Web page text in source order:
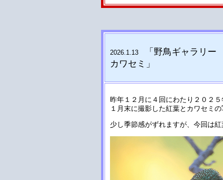
2026.1.13
「野鳥ギャラリ
カワセミ 」
昨年１２月に４回にわたり２０２
１月末に撮影した紅葉とカワセミ
少し季節感がずれますが、今回は